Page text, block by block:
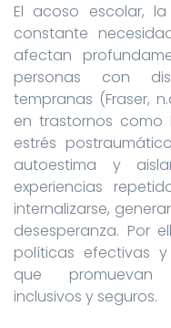
El acoso escolar,
constante
afectan
personas con
tempranas (Fraser,
en trastornos como
estrés
autoestima y
experiencias
internalizarse,
desesperanza. Por
políticas efectivas
que promuevan
inclusivos y seguros.